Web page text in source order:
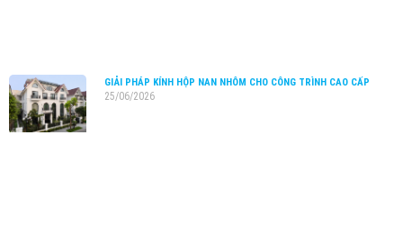
GIẢI PHÁP KÍNH HỘP NAN NHÔM CHO CÔNG TRÌNH CAO CẤP
25/06/2026